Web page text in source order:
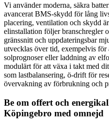
Vi använder moderna, säkra
avancerat BMS-skydd för lång
placering, ventilation och skydd
elinstallation följer branschregler
gränssnitt och uppdateringsbar
utvecklas över tid, exempelvis
solprognoser eller laddning av
modulärt för att växa i takt med
som lastbalansering, ö-drift för
övervakning av förbrukning och
Be om offert och
Köpingebro med omnejd